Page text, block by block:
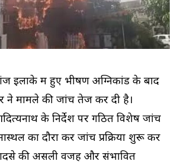
इलाके में हुए भीषण अग्निकांड के बाद
ने मामले की जांच तेज कर दी है।
के निर्देश पर गठित विशेष जांच
का दौरा कर जांच प्रक्रिया शुरू कर
की असली वजह और संभावित